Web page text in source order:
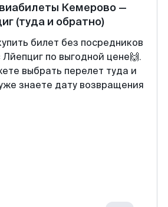
Кемерово —
(туда и обратно)
билет без посредников
по выгодной цене🙌.
выбрать перелет туда и
знаете дату возвращения